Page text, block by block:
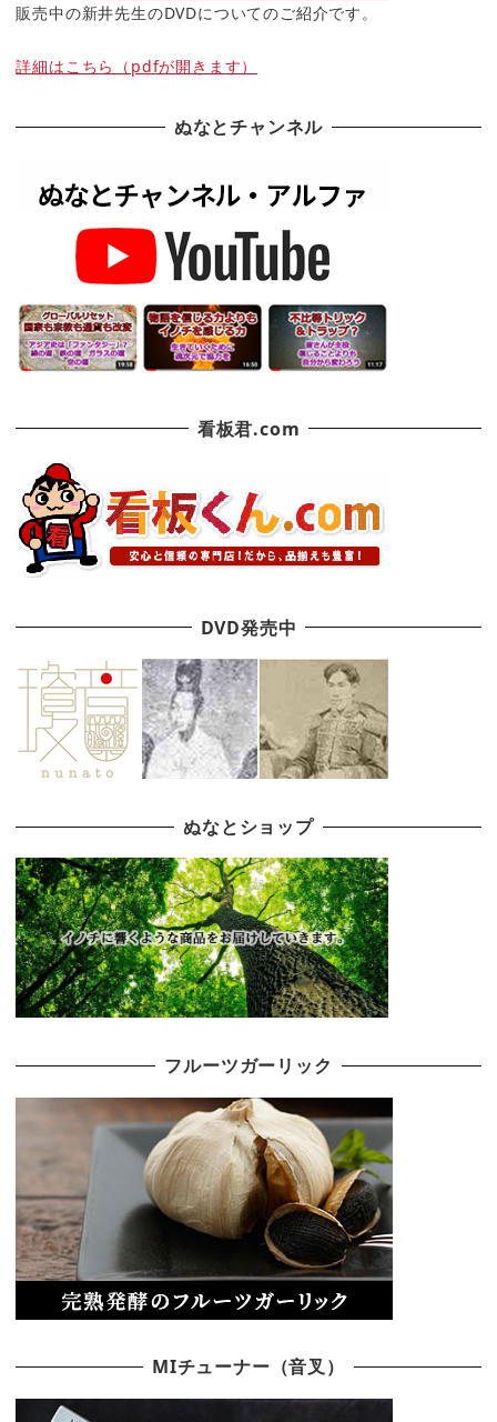
販売中の新井先生のDVDについてのご紹介です。
詳細はこちら（pdfが開きます）
ぬなとチャンネル
看板君.com
DVD発売中
ぬなとショップ
フルーツガーリック
MIチューナー（音叉）